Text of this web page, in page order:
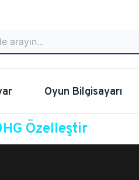
Oyun Bilgisayarı
Özelleştir